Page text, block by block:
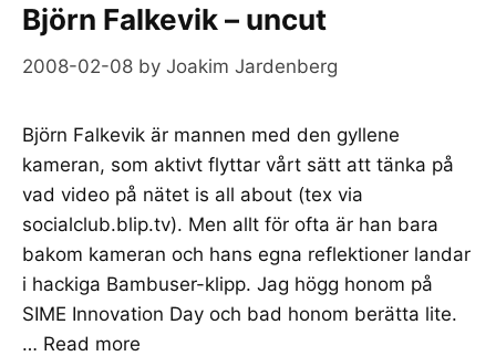
Björn Falkevik – uncut
2008-02-08 by Joakim Jardenberg
Björn Falkevik är mannen med den gyllene
kameran, som aktivt flyttar vårt sätt att tänka på
vad video på nätet is all about (tex via
socialclub.blip.tv). Men allt för ofta är han bara
bakom kameran och hans egna reflektioner landar
i hackiga Bambuser-klipp. Jag högg honom på
SIME Innovation Day och bad honom berätta lite.
… Read more